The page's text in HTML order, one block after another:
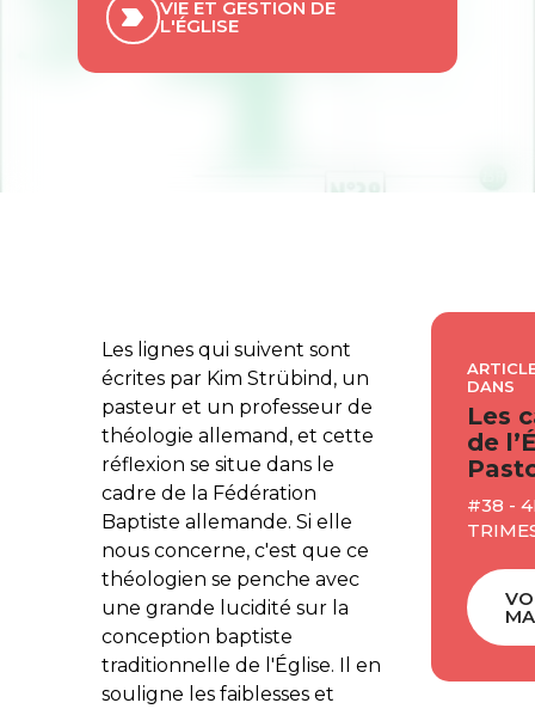
VIE ET GESTION DE
L'ÉGLISE
Les lignes qui suivent sont
écrites par Kim Strübind, un
pasteur et un professeur de
théologie allemand, et cette
réflexion se situe dans le
cadre de la Fédération
Baptiste allemande. Si elle
nous concerne, c'est que ce
théologien se penche avec
une grande lucidité sur la
conception baptiste
traditionnelle de l'Église. Il en
souligne les faiblesses et
DANS
Les
de
#38 -